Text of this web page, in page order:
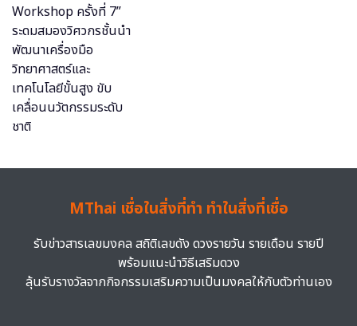
MThai เชื่อในสิ่งที่ทำ ทำในสิ่งที่เชื่อ
รับข่าวสารเลขมงคล สถิติเลขดัง ดวงรายวัน รายเดือน รายปี
พร้อมแนะนำวิธีเสริมดวง
ลุ้นรับรางวัลจากกิจกรรมเสริมความเป็นมงคลให้กับตัวท่านเอง